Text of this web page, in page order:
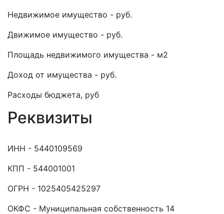
Недвижимое имущество - руб.
Движимое имущество - руб.
Площадь недвижимого имущества - м2
Доход от имущества - руб.
Расходы бюджета, руб
Реквизиты
ИНН - 5440109569
КПП - 544001001
ОГРН - 1025405425297
ОКФС - Муниципальная собственность 14